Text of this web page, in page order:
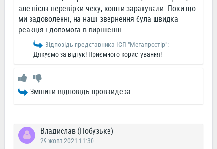
але після перевірки чеку, кошти зарахували. Поки що
ми задоволенні, на наші звернення була швидка
реакція і допомога в вирішенні.
Відповідь представника ІСП "Мегапростiр":
Дякуємо за відгук! Приємного користування!
Змінити відповідь провайдера
Владислав (Побузьке)
29 жовт 2021 11:30